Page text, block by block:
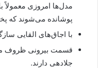
مدل‌ها امروزی معمولاً
پوشانده می‌شوند که
با اجاق‌های القایی
قسمت بیرونی ظروف
جلادهی دارند.